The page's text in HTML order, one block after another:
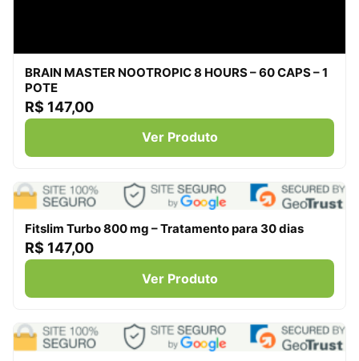
BRAIN MASTER NOOTROPIC 8 HOURS – 60 CAPS – 1
POTE
R$ 147,00
Ver Produto
Fitslim Turbo 800 mg – Tratamento para 30 dias
R$ 147,00
Ver Produto